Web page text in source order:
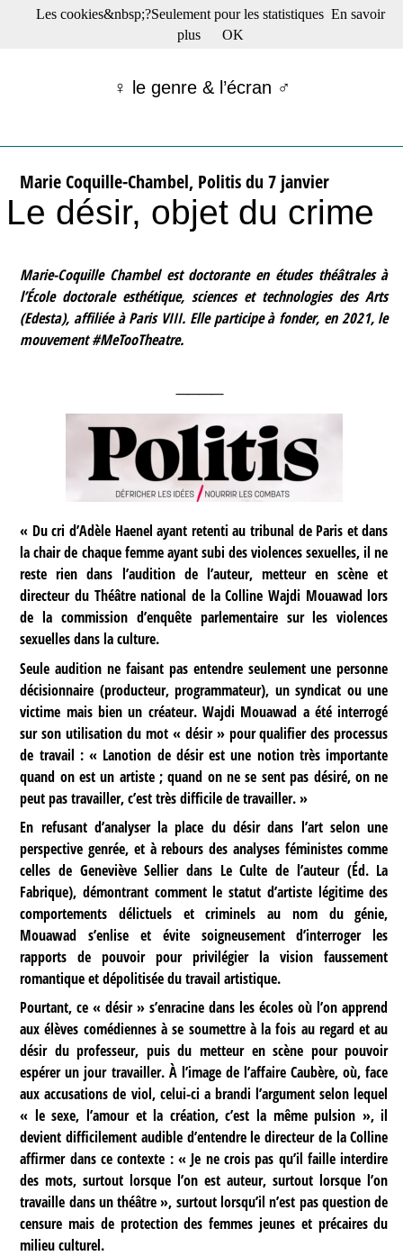
☰ Menu
Films récents
Tribunes
Bloc-notes
Archives
S’abonner à la Lettre !
♀ le genre & l’écran ♂
Marie Coquille-Chambel, Politis du 7 janvier
Le désir, objet du crime
Marie-Coquille Chambel est doctorante en études théâtrales à
l’École doctorale esthétique, sciences et technologies des Arts
(Edesta), affiliée à Paris VIII. Elle participe à fonder, en 2021, le
mouvement #MeTooTheatre.
« Du cri d’Adèle Haenel ayant retenti au tribunal de Paris et dans
la chair de chaque femme ayant subi des violences sexuelles, il ne
reste rien dans l’audition de l’auteur, metteur en scène et
directeur du Théâtre national de la Colline Wajdi Mouawad lors
de la commission d’enquête parlementaire sur les violences
sexuelles dans la culture.
Seule audition ne faisant pas entendre seulement une personne
décisionnaire (producteur, programmateur), un syndicat ou une
victime mais bien un créateur. Wajdi Mouawad a été interrogé
sur son utilisation du mot « désir » pour qualifier des processus
de travail : « Lanotion de désir est une notion très importante
quand on est un artiste ; quand on ne se sent pas désiré, on ne
peut pas travailler, c’est très difficile de travailler. »
En refusant d’analyser la place du désir dans l’art selon une
perspective genrée, et à rebours des analyses féministes comme
celles de Geneviève Sellier dans Le Culte de l’auteur (Éd. La
Fabrique), démontrant comment le statut d’artiste légitime des
comportements délictuels et criminels au nom du génie,
Mouawad s’enlise et évite soigneusement d’interroger les
rapports de pouvoir pour privilégier la vision faussement
romantique et dépolitisée du travail artistique.
Pourtant, ce « désir » s’enracine dans les écoles où l’on apprend
aux élèves comédiennes à se soumettre à la fois au regard et au
désir du professeur, puis du metteur en scène pour pouvoir
espérer un jour travailler. À l’image de l’affaire Caubère, où, face
aux accusations de viol, celui-ci a brandi l’argument selon lequel
« le sexe, l’amour et la création, c’est la même pulsion », il
devient difficilement audible d’entendre le directeur de la Colline
affirmer dans ce contexte : « Je ne crois pas qu’il faille interdire
des mots, surtout lorsque l’on est auteur, surtout lorsque l’on
travaille dans un théâtre », surtout lorsqu’il n’est pas question de
censure mais de protection des femmes jeunes et précaires du
milieu culturel.
Les cookies&nbsp;?Seulement pour les statistiques En savoir
plus
OK